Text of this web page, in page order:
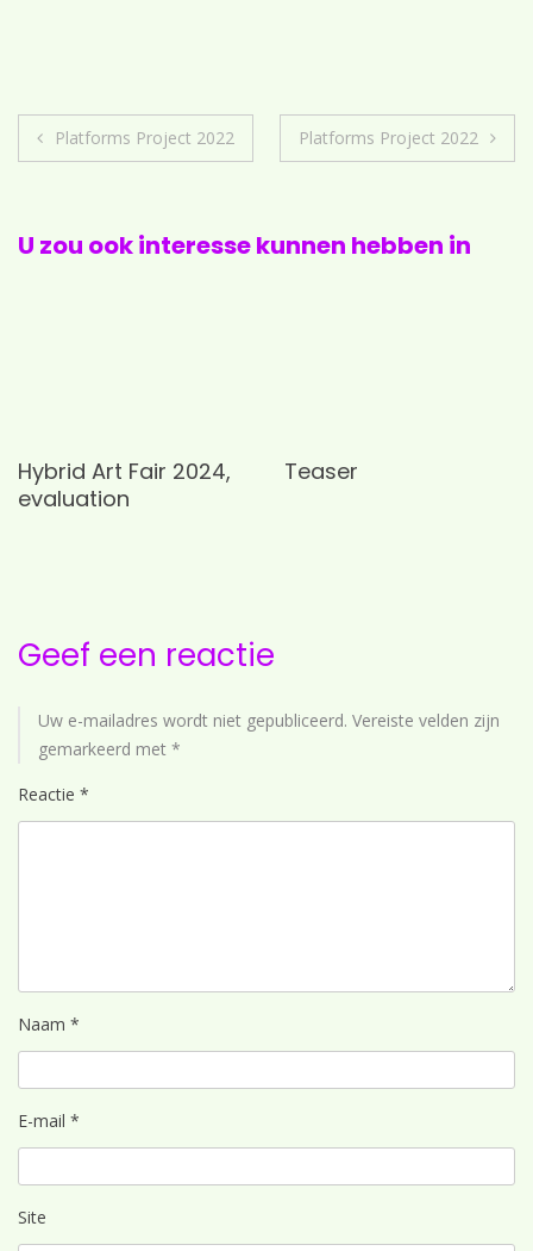
Berichtnavigatie
Platforms Project 2022 Platforms Project 2022
U zou ook interesse kunnen hebben in
Hybrid Art Fair 2024,
evaluation
Teaser
Geef een reactie
Uw e-mailadres wordt niet gepubliceerd. Vereiste velden zijn
gemarkeerd met *
Reactie *
Naam *
E-mail *
Site